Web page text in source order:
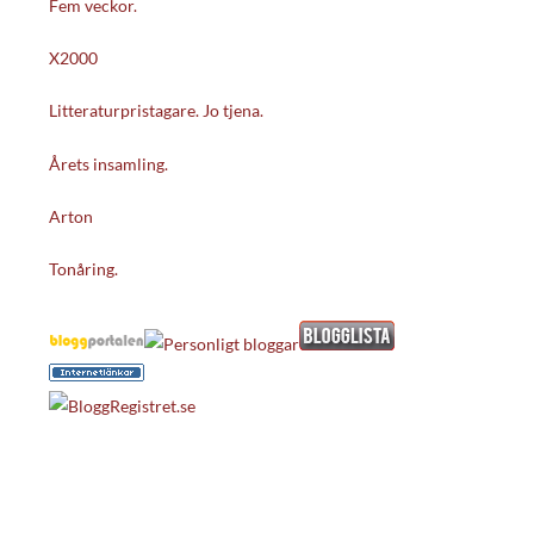
Fem veckor.
X2000
Litteraturpristagare. Jo tjena.
Årets insamling.
Arton
Tonåring.